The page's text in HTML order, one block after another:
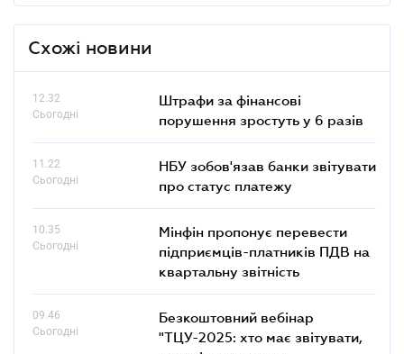
Схожі новини
12.32
Сьогодні
Штрафи за фінансові
порушення зростуть у 6 разів
11.22
Сьогодні
НБУ зобов'язав банки звітувати
про статус платежу
10.35
Сьогодні
Мінфін пропонує перевести
підприємців-платників ПДВ на
квартальну звітність
09.46
Сьогодні
Безкоштовний вебінар
"ТЦУ-2025: хто має звітувати,